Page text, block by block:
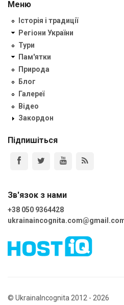
Меню
Історія і традиції
Регіони України
Тури
Пам'ятки
Природа
Блог
Галереї
Відео
Закордон
Підпишіться
Зв'язок з нами
+38 050 9364428
© UkrainaIncognita 2012 - 2026